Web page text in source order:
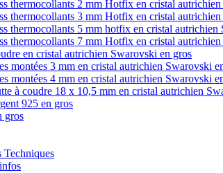
thermocollants 2 mm Hotfix en cristal
thermocollants 3 mm Hotfix en cristal
thermocollants 5 mm hotfix en cristal autrichien
thermocollants 7 mm Hotfix en cristal
en cristal autrichien Swarovski en gros
montées 3 mm en cristal autrichien Swarovski
montées 4 mm en cristal autrichien Swarovski
à coudre 18 x 10,5 mm en cristal autrichien
925 en gros
gros
Techniques